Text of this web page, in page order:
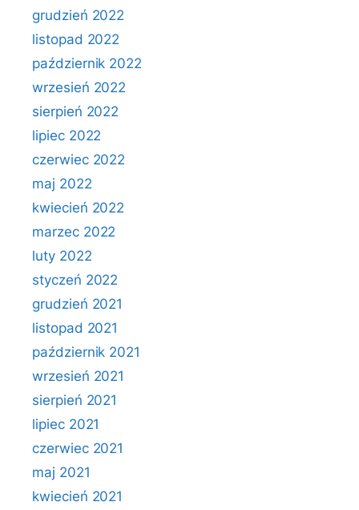
grudzień 2022
listopad 2022
październik 2022
wrzesień 2022
sierpień 2022
lipiec 2022
czerwiec 2022
maj 2022
kwiecień 2022
marzec 2022
luty 2022
styczeń 2022
grudzień 2021
listopad 2021
październik 2021
wrzesień 2021
sierpień 2021
lipiec 2021
czerwiec 2021
maj 2021
kwiecień 2021